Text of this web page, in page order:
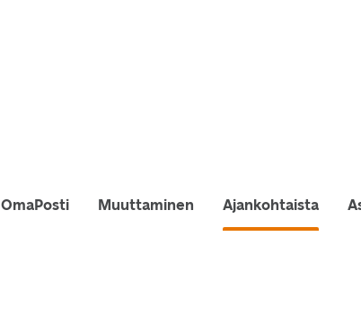
OmaPosti Muuttaminen Ajankohtaista